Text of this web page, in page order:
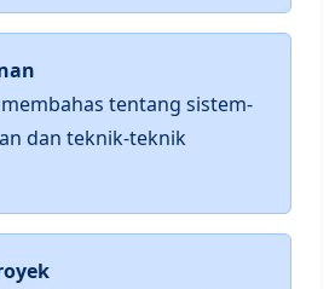
tentang sistem-
dan teknik-teknik